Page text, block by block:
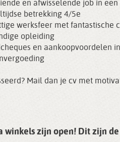
en afwisselende job in
betrekking 4/5e
werksfeer met fantastische
opleiding
en aankoopvoordelen
Mail dan je cv met
winkels zijn open! Dit zijn